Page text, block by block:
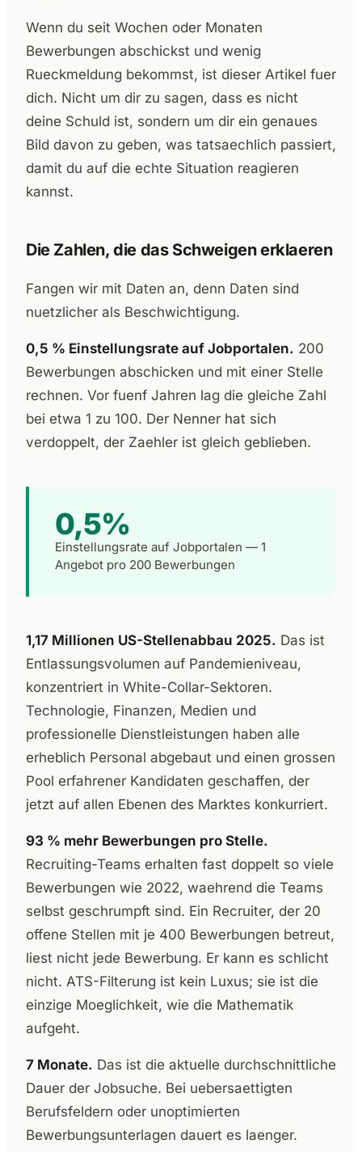
Wenn du seit Wochen oder Monaten
Bewerbungen abschickst und wenig
Rueckmeldung bekommst, ist dieser Artikel fuer
dich. Nicht um dir zu sagen, dass es nicht
deine Schuld ist, sondern um dir ein genaues
Bild davon zu geben, was tatsaechlich passiert,
damit du auf die echte Situation reagieren
kannst.
Die Zahlen, die das Schweigen erklaeren
Fangen wir mit Daten an, denn Daten sind
nuetzlicher als Beschwichtigung.
0,5 % Einstellungsrate auf Jobportalen. 200
Bewerbungen abschicken und mit einer Stelle
rechnen. Vor fuenf Jahren lag die gleiche Zahl
bei etwa 1 zu 100. Der Nenner hat sich
verdoppelt, der Zaehler ist gleich geblieben.
0,5%
Einstellungsrate auf Jobportalen — 1
Angebot pro 200 Bewerbungen
1,17 Millionen US-Stellenabbau 2025. Das ist
Entlassungsvolumen auf Pandemieniveau,
konzentriert in White-Collar-Sektoren.
Technologie, Finanzen, Medien und
professionelle Dienstleistungen haben alle
erheblich Personal abgebaut und einen grossen
Pool erfahrener Kandidaten geschaffen, der
jetzt auf allen Ebenen des Marktes konkurriert.
93 % mehr Bewerbungen pro Stelle.
Recruiting-Teams erhalten fast doppelt so viele
Bewerbungen wie 2022, waehrend die Teams
selbst geschrumpft sind. Ein Recruiter, der 20
offene Stellen mit je 400 Bewerbungen betreut,
liest nicht jede Bewerbung. Er kann es schlicht
nicht. ATS-Filterung ist kein Luxus; sie ist die
einzige Moeglichkeit, wie die Mathematik
aufgeht.
7 Monate. Das ist die aktuelle durchschnittliche
Dauer der Jobsuche. Bei uebersaettigten
Berufsfeldern oder unoptimierten
Bewerbungsunterlagen dauert es laenger.